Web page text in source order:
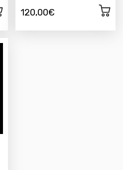
120,00€